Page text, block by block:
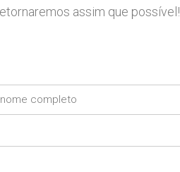
assim que possível!